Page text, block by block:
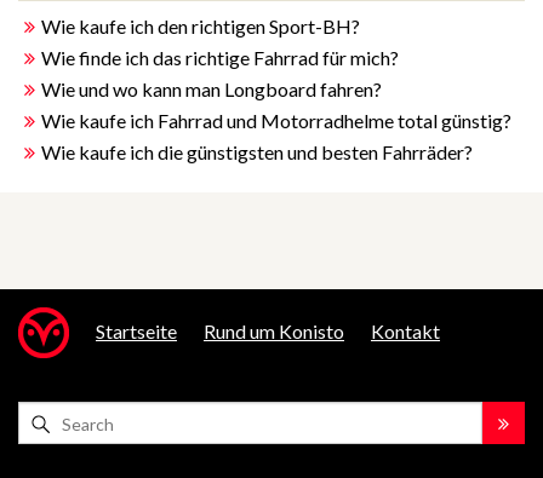
Wie kaufe ich den richtigen Sport-BH?
Wie finde ich das richtige Fahrrad für mich?
Wie und wo kann man Longboard fahren?
Wie kaufe ich Fahrrad und Motorradhelme total günstig?
Wie kaufe ich die günstigsten und besten Fahrräder?
Startseite Rund um Konisto Kontakt